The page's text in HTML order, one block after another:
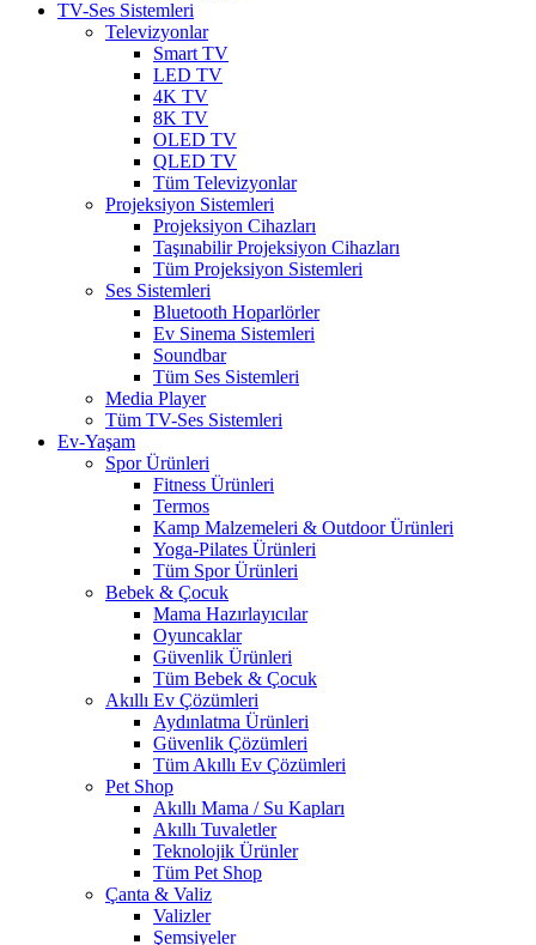
TV-Ses Sistemleri
Televizyonlar
Smart TV
LED TV
4K TV
8K TV
OLED TV
QLED TV
Tüm Televizyonlar
Projeksiyon Sistemleri
Projeksiyon Cihazları
Taşınabilir Projeksiyon Cihazları
Tüm Projeksiyon Sistemleri
Ses Sistemleri
Bluetooth Hoparlörler
Ev Sinema Sistemleri
Soundbar
Tüm Ses Sistemleri
Media Player
Tüm TV-Ses Sistemleri
Ev-Yaşam
Spor Ürünleri
Fitness Ürünleri
Termos
Kamp Malzemeleri & Outdoor Ürünleri
Yoga-Pilates Ürünleri
Tüm Spor Ürünleri
Bebek & Çocuk
Mama Hazırlayıcılar
Oyuncaklar
Güvenlik Ürünleri
Tüm Bebek & Çocuk
Akıllı Ev Çözümleri
Aydınlatma Ürünleri
Güvenlik Çözümleri
Tüm Akıllı Ev Çözümleri
Pet Shop
Akıllı Mama / Su Kapları
Akıllı Tuvaletler
Teknolojik Ürünler
Tüm Pet Shop
Çanta & Valiz
Valizler
Şemsiyeler